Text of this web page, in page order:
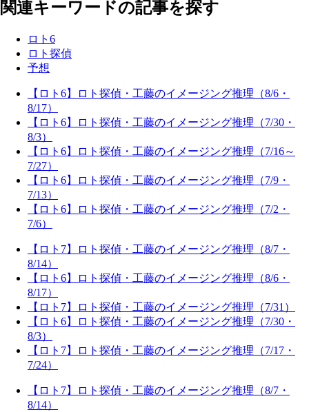
関連キーワードの記事を探す
ロト6
ロト探偵
予想
【ロト6】ロト探偵・工藤のイメージング推理（8/6・
8/17）
【ロト6】ロト探偵・工藤のイメージング推理（7/30・
8/3）
【ロト6】ロト探偵・工藤のイメージング推理（7/16～
7/27）
【ロト6】ロト探偵・工藤のイメージング推理（7/9・
7/13）
【ロト6】ロト探偵・工藤のイメージング推理（7/2・
7/6）
【ロト7】ロト探偵・工藤のイメージング推理（8/7・
8/14）
【ロト6】ロト探偵・工藤のイメージング推理（8/6・
8/17）
【ロト7】ロト探偵・工藤のイメージング推理（7/31）
【ロト6】ロト探偵・工藤のイメージング推理（7/30・
8/3）
【ロト7】ロト探偵・工藤のイメージング推理（7/17・
7/24）
【ロト7】ロト探偵・工藤のイメージング推理（8/7・
8/14）